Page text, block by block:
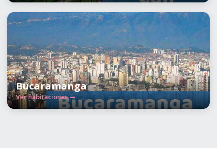
Bucaramanga
Ver habitaciones →